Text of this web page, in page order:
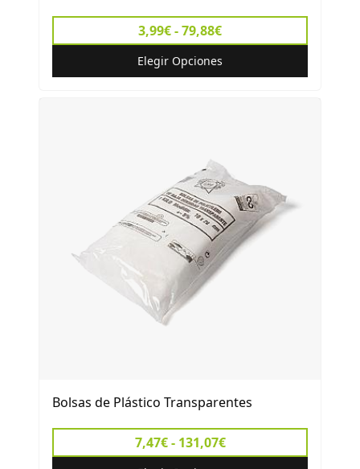
3,99€ - 79,88€
Elegir Opciones
Bolsas de Plástico Transparentes
7,47€ - 131,07€